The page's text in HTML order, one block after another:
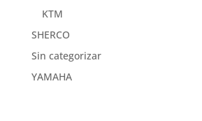
KTM
SHERCO
Sin categorizar
YAMAHA